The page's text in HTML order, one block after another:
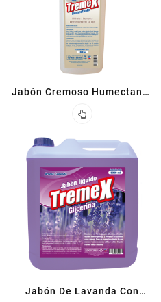
Jabón Cremoso Humectante
1 L
Jabón De Lavanda Con